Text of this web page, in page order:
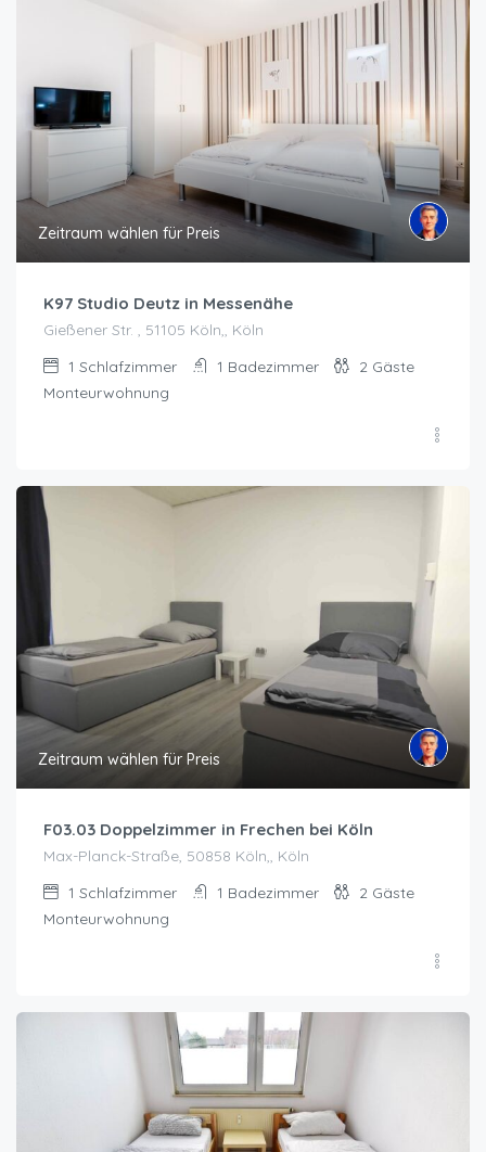
Zeitraum wählen für Preis
K97 Studio Deutz in Messenähe
Gießener Str. , 51105 Köln,, Köln
1 Schlafzimmer 1 Badezimmer 2 Gäste
Monteurwohnung
Zeitraum wählen für Preis
F03.03 Doppelzimmer in Frechen bei Köln
Max-Planck-Straße, ​​​​​​​50858 Köln,, Köln
1 Schlafzimmer 1 Badezimmer 2 Gäste
Monteurwohnung